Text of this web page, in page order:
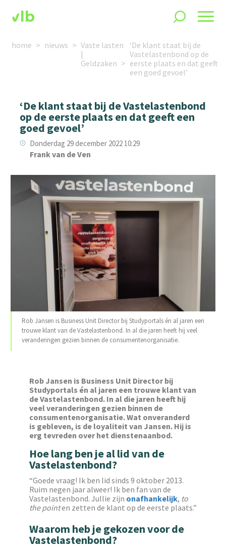
home nieuws
Vaste lasten
|
Geldzaken
‘De klant staat bij de
Vastelastenbond op de
eerste plaats en dat geeft
een goed gevoel’
‘De klant staat bij de Vastelastenbond
op de eerste plaats en dat geeft een
goed gevoel’
Donderdag 29 december 2022 10:29
Frank van de Ven
Rob Jansen is Business Unit Director bij Studyportals én al jaren een
trouwe klant van de Vastelastenbond. In al die jaren heeft hij veel
veranderingen gezien binnen de consumentenorganisatie.
Rob Jansen is Business Unit Director bij
Studyportals én al jaren een trouwe klant van
de Vastelastenbond. In al die jaren heeft hij
veel veranderingen gezien binnen de
consumentenorganisatie. Wat onveranderd
is gebleven, is de loyaliteit van Jansen. Hij is
erg tevreden over het dienstenaanbod.
Hoe lang ben je al lid van de
Vastelastenbond?
“Goede vraag! Ik ben lid sinds 9 oktober 2013.
Ruim negen jaar alweer! Ik ben fan van de
Vastelastenbond. Jullie zijn onafhankelijk, to
the pointen zetten de klant op de eerste plaats.”
Waarom heb je gekozen voor de
Vastelastenbond?